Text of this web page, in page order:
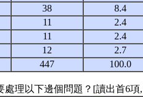
38
8.4
11
2.4
11
2.4
12
2.7
447 100.0
處理以下邊個問題？[讀出首6